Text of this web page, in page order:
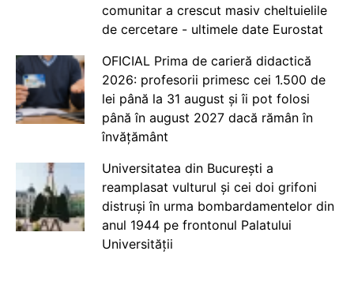
comunitar a crescut masiv cheltuielile
de cercetare - ultimele date Eurostat
OFICIAL Prima de carieră didactică
2026: profesorii primesc cei 1.500 de
lei până la 31 august și îi pot folosi
până în august 2027 dacă rămân în
învățământ
Universitatea din București a
reamplasat vulturul și cei doi grifoni
distruși în urma bombardamentelor din
anul 1944 pe frontonul Palatului
Universității